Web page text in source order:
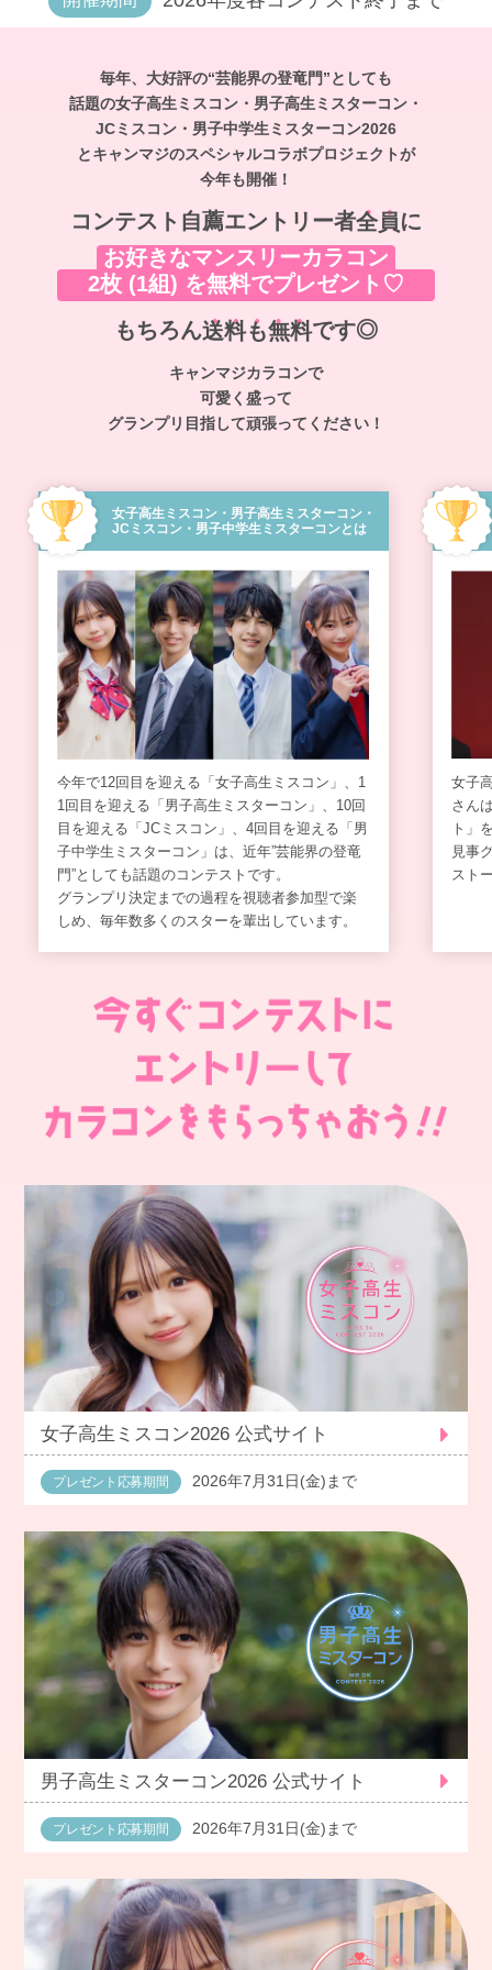
毎年、大好評の“芸能界の登竜門”としても
話題の女子高生ミスコン・男子高生ミスターコン・
JCミスコン・男子中学生ミスターコン2026
とキャンマジのスペシャルコラボプロジェクトが
今年も開催！
コンテスト自薦エントリー者全員に
お好きなマンスリーカラコン
2枚 (1組) を無料でプレゼント♡
もちろん送料も無料です◎
キャンマジカラコンで
可愛く盛って
グランプリ目指して頑張ってください！
女子高生ミスコン・男子高生ミスターコン・
JCミスコン・男子中学生ミスターコンとは
今年で12回目を迎える「女子高生ミスコン」、1
1回目を迎える「男子高生ミスターコン」、10回
目を迎える「JCミスコン」、4回目を迎える「男
子中学生ミスターコン」は、近年”芸能界の登竜
門”としても話題のコンテストです。
グランプリ決定までの過程を視聴者参加型で楽
しめ、毎年数多くのスターを輩出しています。
女子
さん
ト」
見事
スト
女子高生ミスコン2026 公式サイト
プレゼント応募期間 2026年7月31日(金)まで
男子高生ミスターコン2026 公式サイト
プレゼント応募期間 2026年7月31日(金)まで